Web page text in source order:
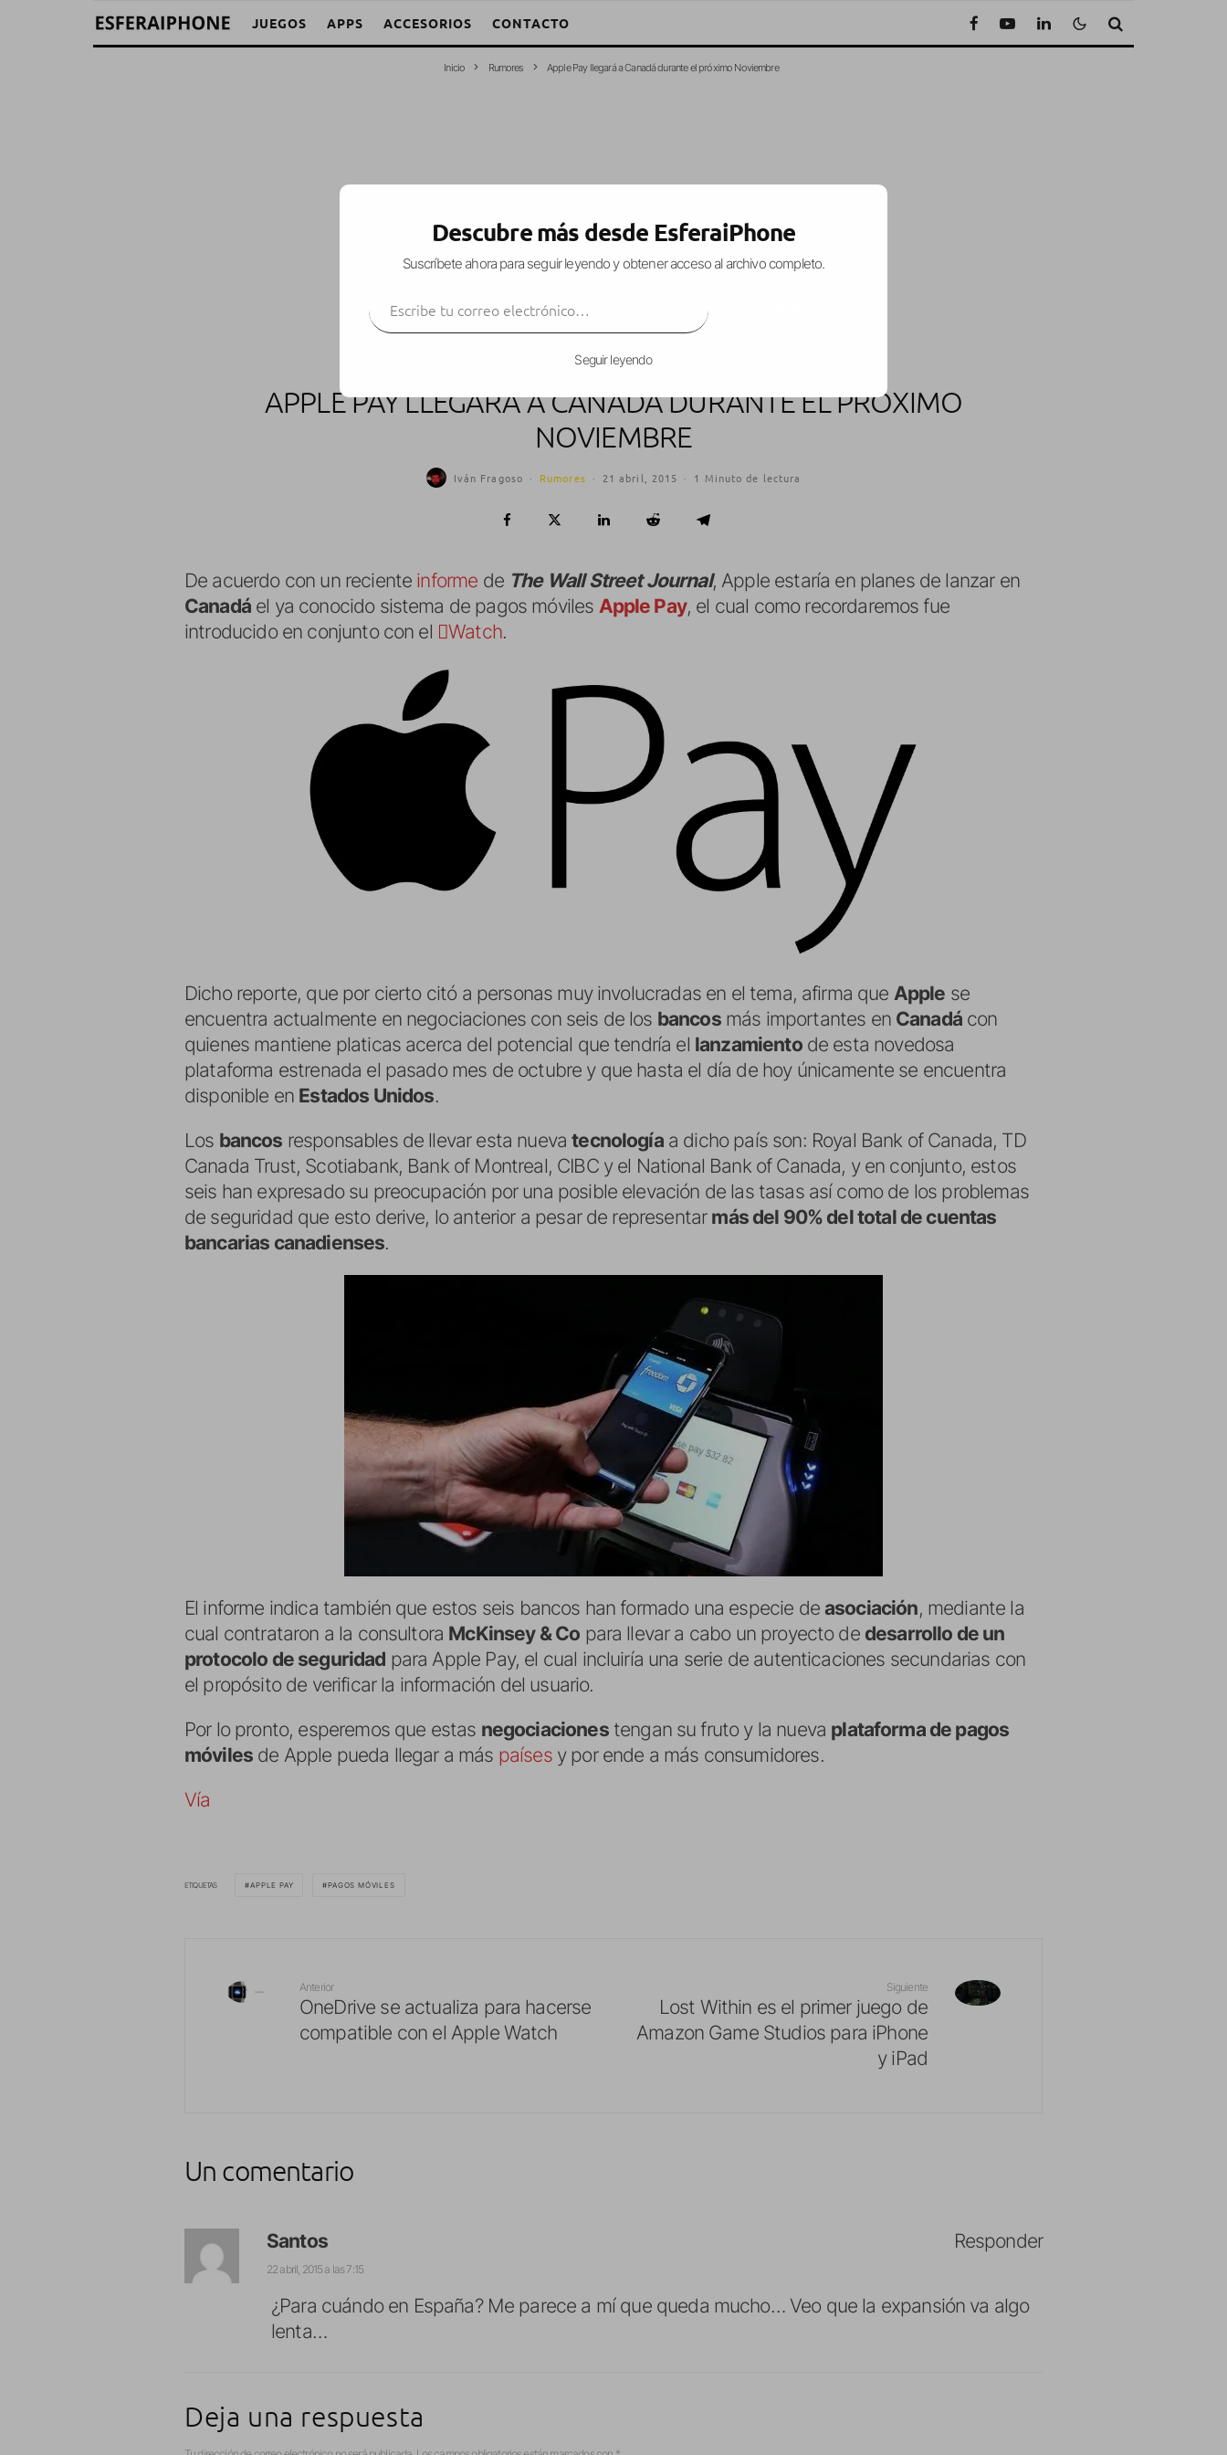
JUEGOS APPS ACCESORIOS CONTACTO
Inicio Rumores Apple Pay llegará a Canadá durante el próximo Noviembre
APPLE PAY LLEGARÁ A CANADÁ DURANTE EL PRÓXIMO
NOVIEMBRE
Iván Fragoso · Rumores · 21 abril, 2015 · 1 Minuto de lectura
De acuerdo con un reciente informe de The Wall Street Journal, Apple estaría en planes de lanzar en
Canadáel ya conocido sistema de pagos móviles Apple Pay, el cual como recordaremos fue
introducido en conjunto con el Watch.
Dicho reporte, que por cierto citó a personas muy involucradas en el tema, afirma que Apple se
encuentra actualmente en negociaciones con seis de los bancosmás importantes en Canadácon
quienes mantiene platicas acerca del potencial que tendría el lanzamientode esta novedosa
plataforma estrenada el pasado mes de octubre y que hasta el día de hoy únicamente se encuentra
disponible en Estados Unidos.
Los bancos responsables de llevar esta nuevatecnologíaa dicho país son: Royal Bank of Canada, TD
Canada Trust, Scotiabank, Bank of Montreal, CIBC y el National Bank of Canada, y en conjunto, estos
seis han expresado su preocupación por una posible elevación de las tasas así como de los problemas
de seguridad que esto derive, lo anterior a pesar de representar más del 90% del total de cuentas
bancarias canadienses.
El informe indica también que estos seis bancos han formado una especie de asociación, mediante la
cual contrataron a la consultora McKinsey & Co para llevar a cabo un proyecto de desarrollo de un
protocolo de seguridad para Apple Pay, el cual incluiría una serie de autenticaciones secundarias con
el propósito de verificar la información del usuario.
Por lo pronto, esperemos que estas negociacionestengan su fruto y la nueva plataforma de pagos
móviles de Apple pueda llegar a más paísesy por ende a más consumidores.
Vía
ETIQUETAS APPLE PAY PAGOS MÓVILES
Anterior
OneDrive se actualiza para hacerse
compatible con el Apple Watch
Siguiente
Lost Within es el primer juego de
Amazon Game Studios para iPhone
y iPad
Un comentario
Santos
22 abril, 2015 a las 7:15
¿Para cuándo en España? Me parece a mí que queda mucho… Veo que la expansión va algo
lenta…
Responder
Deja una respuesta
Descubre más desde EsferaiPhone
Suscríbete ahora para seguir leyendo y obtener acceso al archivo completo.
Seguir leyendo